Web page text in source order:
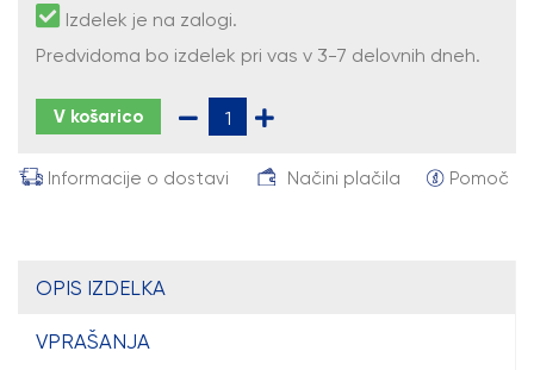
Izdelek je na zalogi.
Predvidoma bo izdelek pri vas v 3-7 delovnih dneh.
V košarico
Informacije o dostavi Načini plačila Pomoč
OPIS IZDELKA
VPRAŠANJA